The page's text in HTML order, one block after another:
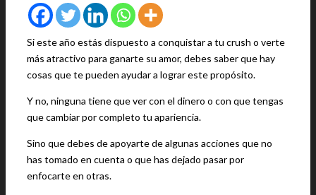
Si este año estás dispuesto a conquistar a tu crush o verte
más atractivo para ganarte su amor, debes saber que hay
cosas que te pueden ayudar a lograr este propósito.
Y no, ninguna tiene que ver con el dinero o con que tengas
que cambiar por completo tu apariencia.
Sino que debes de apoyarte de algunas acciones que no
has tomado en cuenta o que has dejado pasar por
enfocarte en otras.